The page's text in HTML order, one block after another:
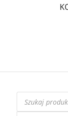
Wyszukiwarka
produktów